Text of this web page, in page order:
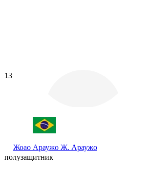
13
Жоао Араужо Ж. Араужо
полузащитник